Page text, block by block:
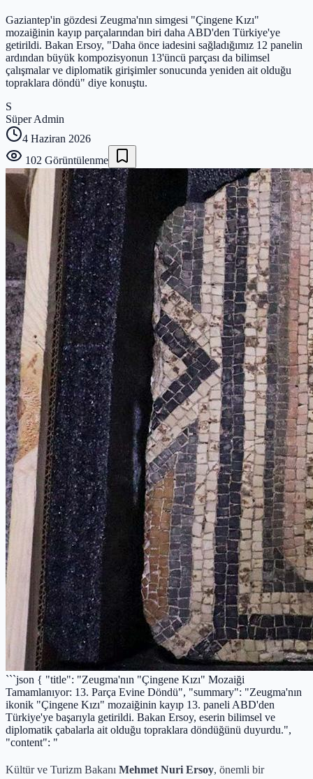
Gaziantep'in gözdesi Zeugma'nın simgesi "Çingene Kızı"
mozaiğinin kayıp parçalarından biri daha ABD'den Türkiye'ye
getirildi. Bakan Ersoy, "Daha önce iadesini sağladığımız 12 panelin
ardından büyük kompozisyonun 13'üncü parçası da bilimsel
çalışmalar ve diplomatik girişimler sonucunda yeniden ait olduğu
topraklara döndü" diye konuştu.
S
Süper Admin
4 Haziran 2026
102 Görüntülenme
```json { "title": "Zeugma'nın "Çingene Kızı" Mozaiği
Tamamlanıyor: 13. Parça Evine Döndü", "summary": "Zeugma'nın
ikonik "Çingene Kızı" mozaiğinin kayıp 13. paneli ABD'den
Türkiye'ye başarıyla getirildi. Bakan Ersoy, eserin bilimsel ve
diplomatik çabalarla ait olduğu topraklara döndüğünü duyurdu.",
"content": "
Kültür ve Turizm Bakanı Mehmet Nuri Ersoy, önemli bir